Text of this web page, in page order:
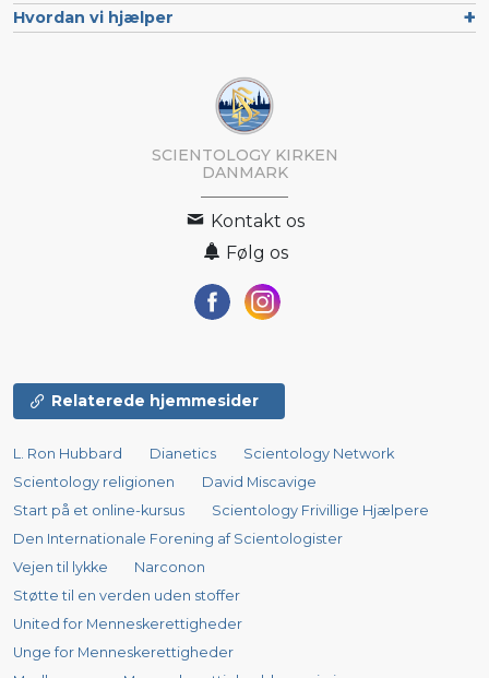
Hvordan vi hjælper
SCIENTOLOGY KIRKEN
DANMARK
Kontakt os
Følg os
Relaterede hjemmesider
L. Ron Hubbard Dianetics
Scientology Network
Scientology religionen
David Miscavige
Start på et online-kursus
Scientology Frivillige Hjælpere
Den Internationale Forening af Scientologister
Vejen til lykke
Narconon
Støtte til en verden uden stoffer
United for Menneskerettigheder
Unge for Menneskerettigheder